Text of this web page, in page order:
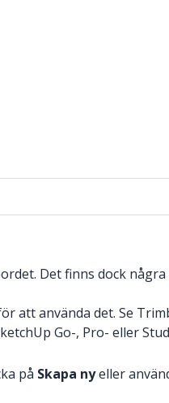
Det finns dock
att använda det. Se
Go-, Pro- eller
på Skapa nyeller